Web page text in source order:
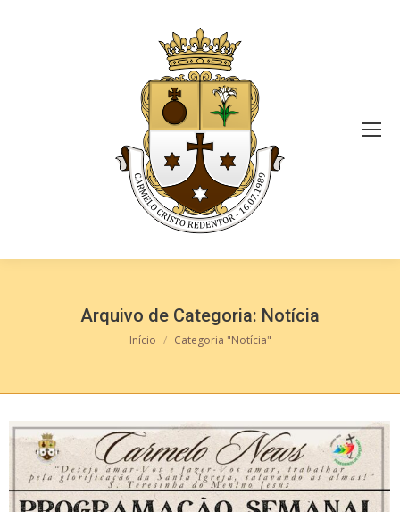
Arquivo de Categoria: Notícia
Você está aqui:
Início Categoria "Notícia"